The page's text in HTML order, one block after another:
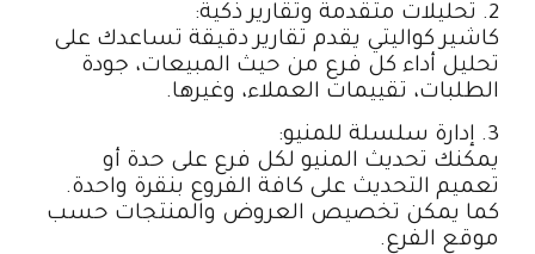
2. تحليلات متقدمة وتقارير ذكية:
كاشير كواليتي يقدم تقارير دقيقة تساعدك على
تحليل أداء كل فرع من حيث المبيعات، جودة
الطلبات، تقييمات العملاء، وغيرها.
3. إدارة سلسلة للمنيو:
يمكنك تحديث المنيو لكل فرع على حدة أو
تعميم التحديث على كافة الفروع بنقرة واحدة.
كما يمكن تخصيص العروض والمنتجات حسب
موقع الفرع.